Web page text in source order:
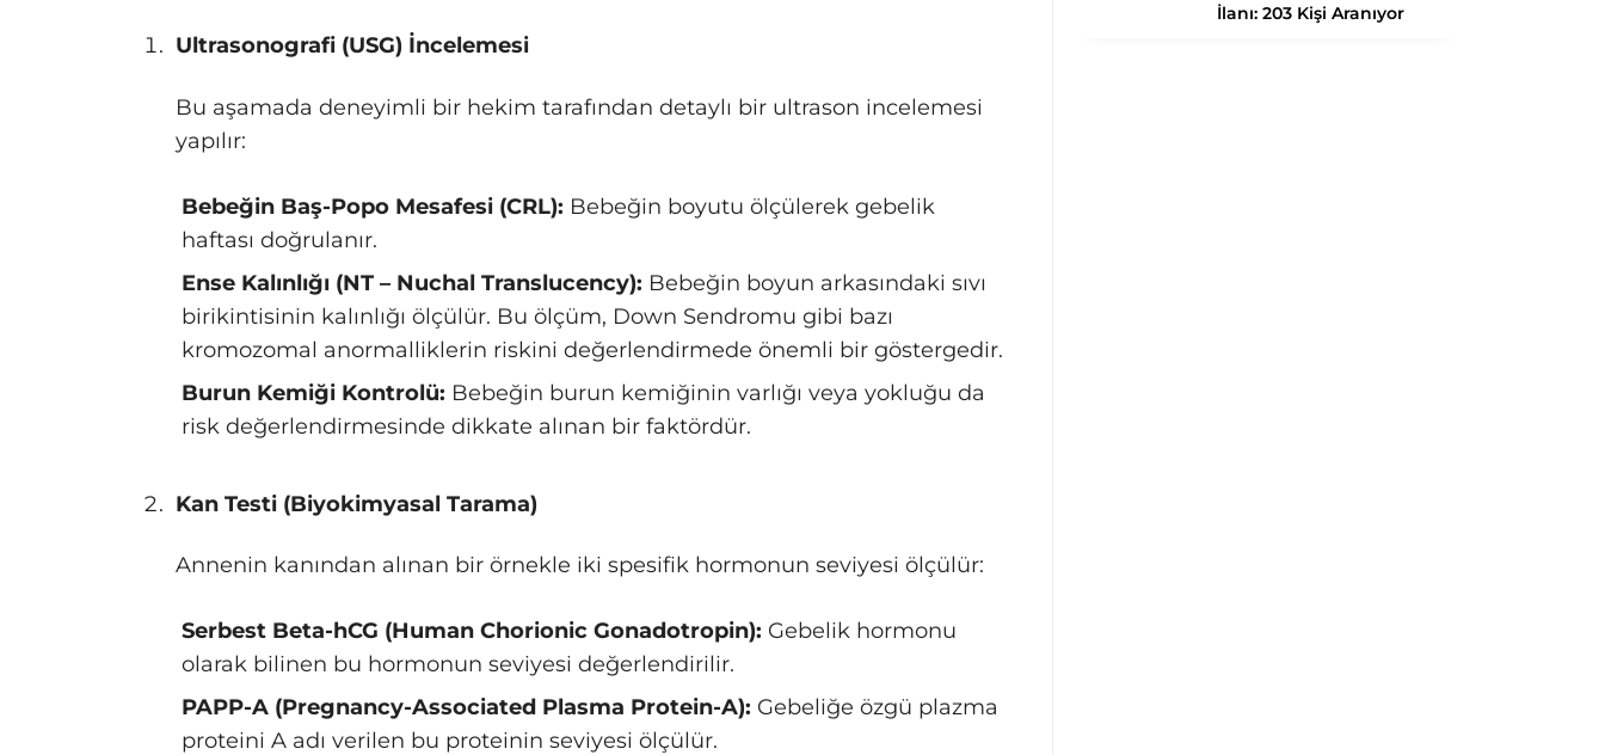
Ultrasonografi (USG) İncelemesi
Bu aşamada deneyimli bir hekim tarafından detaylı bir ultrason incelemesi
yapılır:
Bebeğin Baş-Popo Mesafesi (CRL): Bebeğin boyutu ölçülerek gebelik
haftası doğrulanır.
Ense Kalınlığı (NT – Nuchal Translucency): Bebeğin boyun arkasındaki sıvı
birikintisinin kalınlığı ölçülür. Bu ölçüm, Down Sendromu gibi bazı
kromozomal anormalliklerin riskini değerlendirmede önemli bir göstergedir.
Burun Kemiği Kontrolü: Bebeğin burun kemiğinin varlığı veya yokluğu da
risk değerlendirmesinde dikkate alınan bir faktördür.
Kan Testi (Biyokimyasal Tarama)
Annenin kanından alınan bir örnekle iki spesifik hormonun seviyesi ölçülür:
Serbest Beta-hCG (Human Chorionic Gonadotropin): Gebelik hormonu
olarak bilinen bu hormonun seviyesi değerlendirilir.
PAPP-A (Pregnancy-Associated Plasma Protein-A): Gebeliğe özgü plazma
proteini A adı verilen bu proteinin seviyesi ölçülür.
İlanı: 203 Kişi Aranıyor